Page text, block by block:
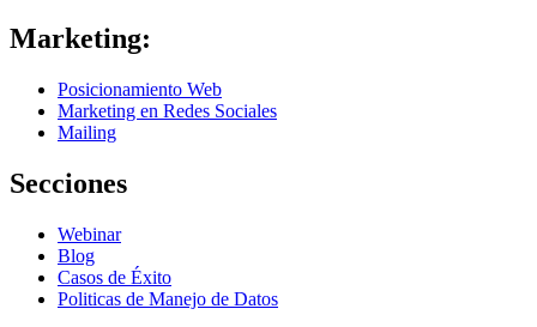
Marketing:
Posicionamiento Web
Marketing en Redes Sociales
Mailing
Secciones
Webinar
Blog
Casos de Éxito
Politicas de Manejo de Datos